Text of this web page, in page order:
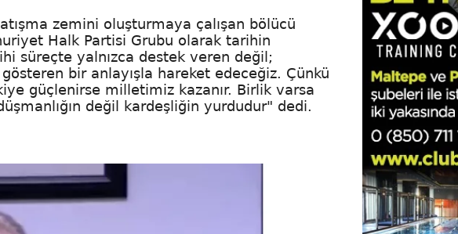
zemini oluşturmaya çalışan bölücü
Halk Partisi Grubu olarak tarihin
süreçte yalnızca destek veren değil;
bir anlayışla hareket edeceğiz. Çünkü
güçlenirse milletimiz kazanır. Birlik varsa
değil kardeşliğin yurdudur" dedi.